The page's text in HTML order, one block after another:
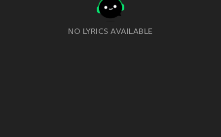
NO LYRICS AVAILABLE